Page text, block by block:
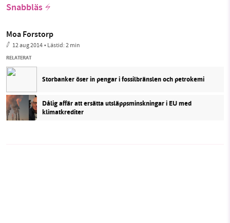
Snabbläs
Moa Forstorp
12 aug 2014• Lästid:2 min
RELATERAT
Storbanker öser in pengar i fossilbränslen och petrokemi
Dålig affär att ersätta utsläppsminskningar i EU med
klimatkrediter